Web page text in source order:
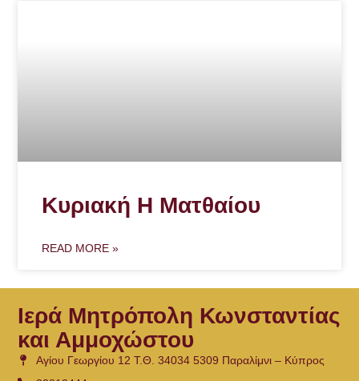
Κυριακή Η Ματθαίου
READ MORE »
Ιερά Μητρόπολη Κωνσταντίας
και Αμμοχώστου
Αγίου Γεωργίου 12 Τ.Θ. 34034 5309 Παραλίμνι – Κύπρος